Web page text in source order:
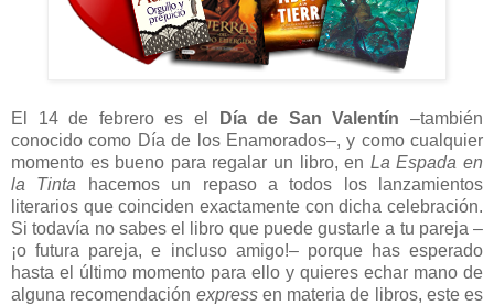
El 14 de febrero es el Día de San Valentín–también
conocido como Día de los Enamorados–, y como cualquier
momento es bueno para regalar un libro, en La Espada en
la Tinta hacemos un repaso a todos los lanzamientos
literarios que coinciden exactamente con dicha celebración.
Si todavía no sabes el libro que puede gustarle a tu pareja –
¡o futura pareja, e incluso amigo!– porque has esperado
hasta el último momento para ello y quieres echar mano de
alguna recomendación express en materia de libros, este es